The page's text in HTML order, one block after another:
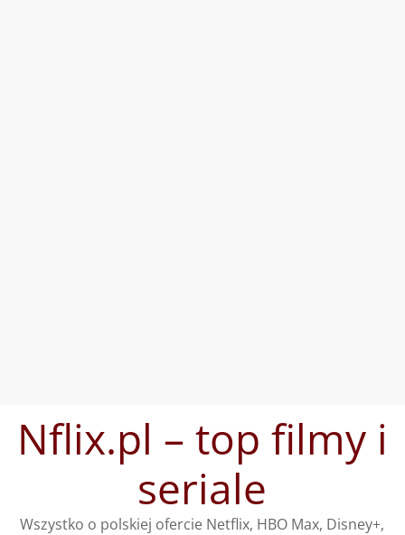
treściNflix.pl – top filmy i
seriale
Wszystko o polskiej ofercie Netflix, HBO Max, Disney+,